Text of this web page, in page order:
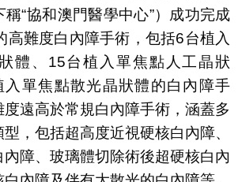
稱“協和澳門醫學中心”）成功完成
高難度白內障手術，包括6台植入
體、15台植入單焦點人工晶狀
單焦點散光晶狀體的白內障手
遠高於常規白內障手術，涵蓋多
，包括超高度近視硬核白內障、
障、玻璃體切除術後超硬核白內